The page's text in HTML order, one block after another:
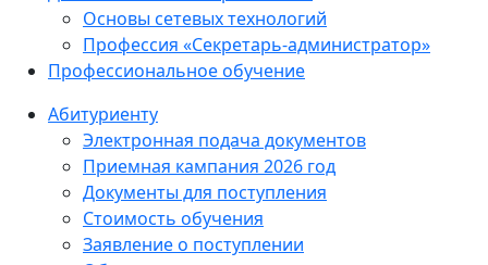
Основы сетевых технологий
Профессия «Секретарь-администратор»
Профессиональное обучение
Абитуриенту
Электронная подача документов
Приемная кампания 2026 год
Документы для поступления
Стоимость обучения
Заявление о поступлении